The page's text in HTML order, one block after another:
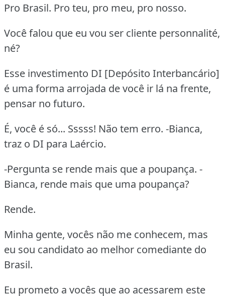
Pro Brasil. Pro teu, pro meu, pro nosso.
Você falou que eu vou ser cliente personnalité,
né?
Esse investimento DI [Depósito Interbancário]
é uma forma arrojada de você ir lá na frente,
pensar no futuro.
É, você é só... Sssss! Não tem erro. -Bianca,
traz o DI para Laércio.
-Pergunta se rende mais que a poupança. -
Bianca, rende mais que uma poupança?
Rende.
Minha gente, vocês não me conhecem, mas
eu sou candidato ao melhor comediante do
Brasil.
Eu prometo a vocês que ao acessarem este